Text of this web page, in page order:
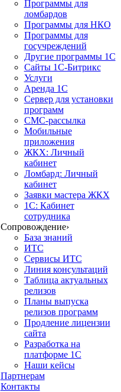
Программы для
ломбардов
Программы для НКО
Программы для
госучреждений
Другие программы 1С
Сайты 1С-Битрикс
Услуги
Аренда 1С
Сервер для установки
программ
СМС-рассылка
Мобильные
приложения
ЖКХ: Личный
кабинет
Ломбард: Личный
кабинет
Заявки мастера ЖКХ
1С: Кабинет
сотрудника
Сопровождение›
База знаний
ИТС
Сервисы ИТС
Линия консультаций
Таблица актуальных
релизов
Планы выпуска
релизов программ
Продление лицензии
сайта
Разработка на
платформе 1С
Наши кейсы
Партнерам
Контакты